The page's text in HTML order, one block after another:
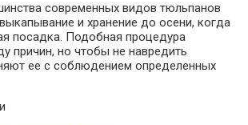
современных видов тюльпанов
и хранение до осени, когда
посадка. Подобная процедура
причин, но чтобы не навредить
ее с соблюдением определенных